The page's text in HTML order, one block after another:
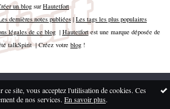
site, vous acceptez l'utilisation de cookies. Ces
de nos services. En savoir plus.
un blog surHautetfort
dernières notes publiées| Les tags les plus populaires
légales de ce blog| Hautetfortest une marque déposée de
talkSpirit | Créez votre blog !